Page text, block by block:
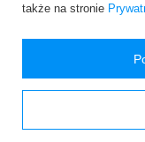
Newsletter
także na stronie